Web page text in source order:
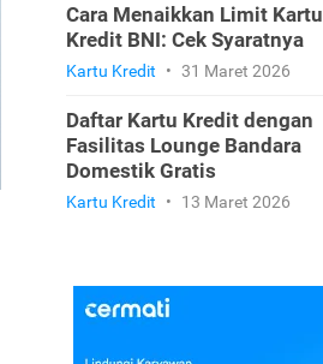
Cara Menaikkan Limit Kartu
Kredit BNI: Cek Syaratnya
Kartu Kredit • 31 Maret 2026
Daftar Kartu Kredit dengan
Fasilitas Lounge Bandara
Domestik Gratis
Kartu Kredit • 13 Maret 2026